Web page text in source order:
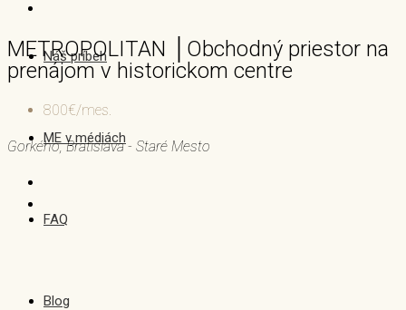
Náš príbeh
ME v médiách
FAQ
Blog
METROPOLITAN │Obchodný priestor na
prenájom v historickom centre
800€/mes.
Gorkého, Bratislava - Staré Mesto